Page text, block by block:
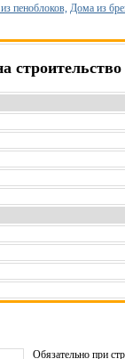
пеноблоков, Дома из
строительство
Обязательно при